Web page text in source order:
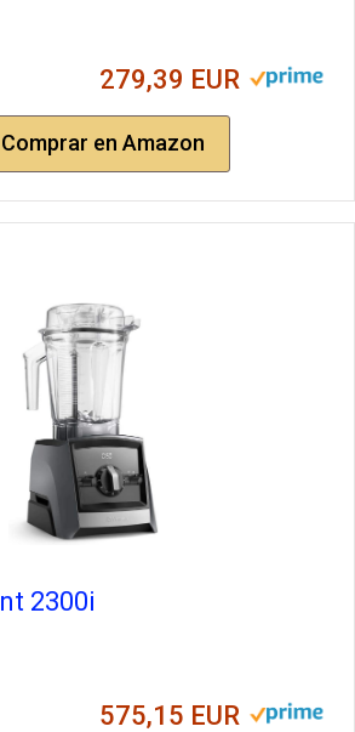
279,39 EUR
Comprar en Amazon
2300i
575,15 EUR